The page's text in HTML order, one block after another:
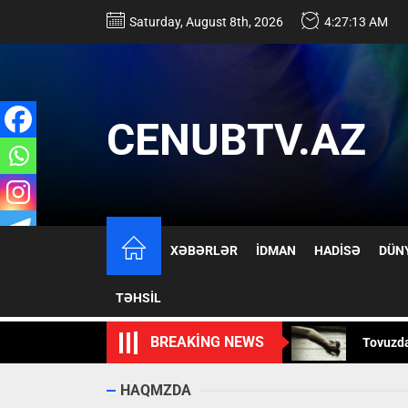
Saturday, August 8th, 2026 4:27:14 AM
CENUBTV.AZ
XƏBƏRLƏR İDMAN HADİSƏ
TƏHSİL
BREAKING NEWS
HAQMZDA